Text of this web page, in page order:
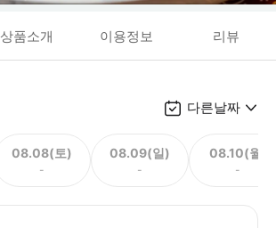
상품소개 이용정보 리뷰
다른날짜
08.08(토)
-
08.09(일)
-
08.10(월)
-